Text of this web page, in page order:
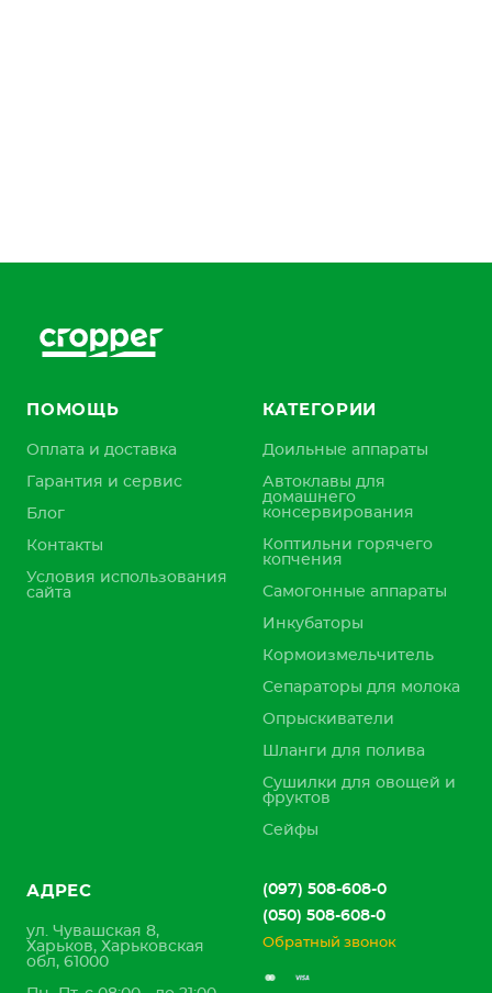
ПОМОЩЬ
Оплата и доставка
Гарантия и сервис
Блог
Контакты
Условия использования
сайта
КАТЕГОРИИ
Доильные аппараты
Автоклавы для
домашнего
консервирования
Коптильни горячего
копчения
Самогонные аппараты
Инкубаторы
Кормоизмельчитель
Сепараторы для молока
Опрыскиватели
Шланги для полива
Сушилки для овощей и
фруктов
Сейфы
АДРЕС
ул. Чувашская 8,
Харьков, Харьковская
обл, 61000
(097) 508-608-0
(050) 508-608-0
Обратный звонок